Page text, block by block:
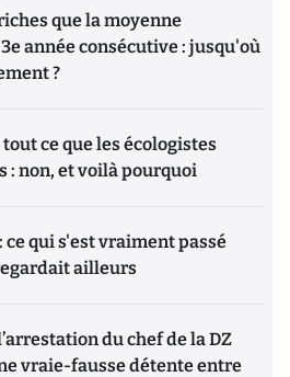
que la moyenne
année consécutive : jusqu'où
?
ce que les écologistes
: non, et voilà pourquoi
ce qui s'est vraiment passé
ailleurs
du chef de la DZ
vraie-fausse détente entre